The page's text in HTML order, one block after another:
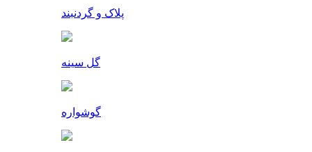
پلاک و گردنبند
گل سینه
گوشواره